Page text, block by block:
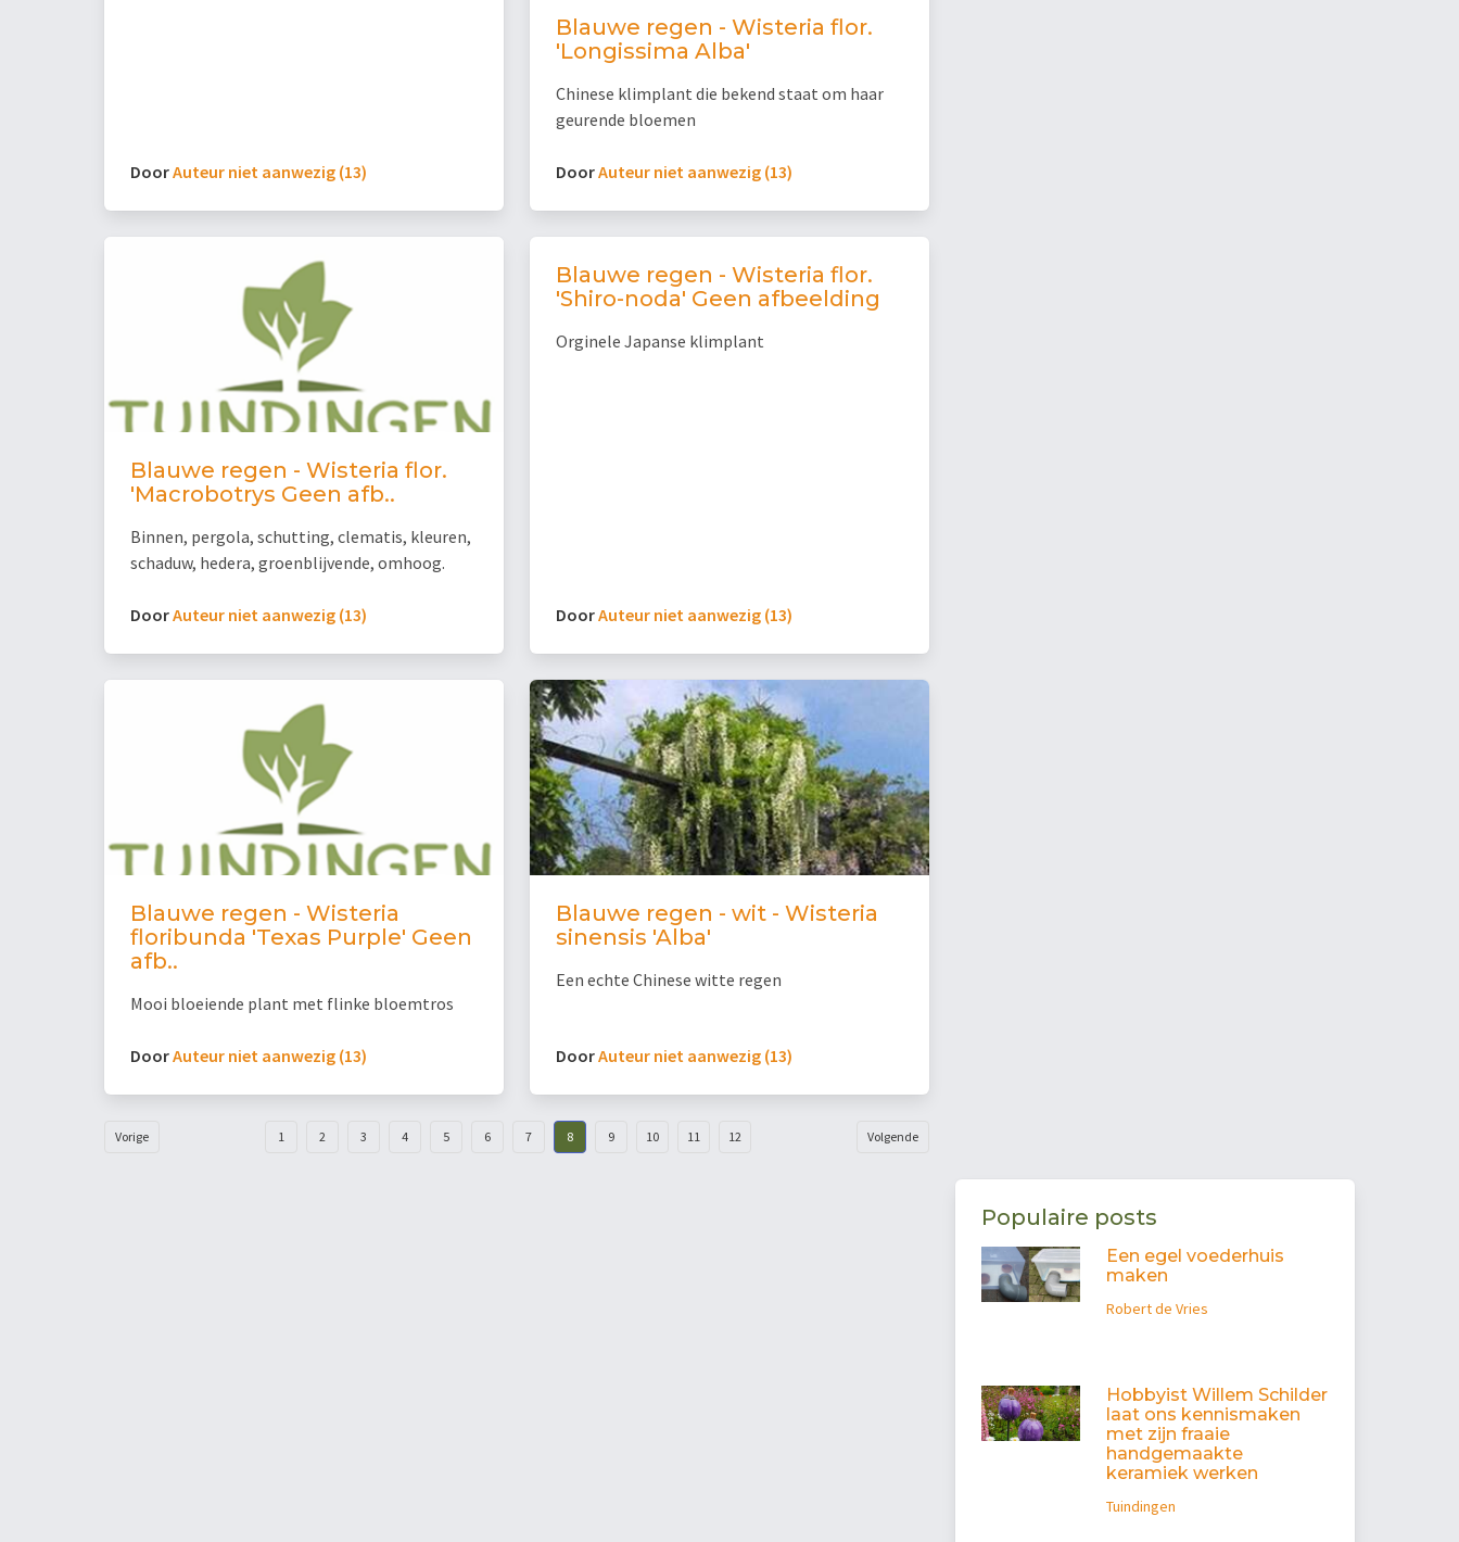
DoorAuteur niet aanwezig (13)
Blauwe regen - Wisteria flor.
'Longissima Alba'
Chinese klimplant die bekend staat om haar
geurende bloemen
DoorAuteur niet aanwezig (13)
Blauwe regen - Wisteria flor.
'Macrobotrys Geen afb..
Binnen, pergola, schutting, clematis, kleuren,
schaduw, hedera, groenblijvende, omhoog.
DoorAuteur niet aanwezig (13)
Blauwe regen - Wisteria flor.
'Shiro-noda' Geen afbeelding
Orginele Japanse klimplant
DoorAuteur niet aanwezig (13)
Blauwe regen - Wisteria
floribunda 'Texas Purple' Geen
afb..
Mooi bloeiende plant met flinke bloemtros
DoorAuteur niet aanwezig (13)
Blauwe regen - wit - Wisteria
sinensis 'Alba'
Een echte Chinese witte regen
DoorAuteur niet aanwezig (13)
Vorige Volgende
1 2 3 4 5 6 7 8 9 10 11 12
Populaire posts
Een egel voederhuis
maken
Robert de Vries
Hobbyist Willem Schilder
laat ons kennismaken
met zijn fraaie
handgemaakte
keramiek werken
Tuindingen